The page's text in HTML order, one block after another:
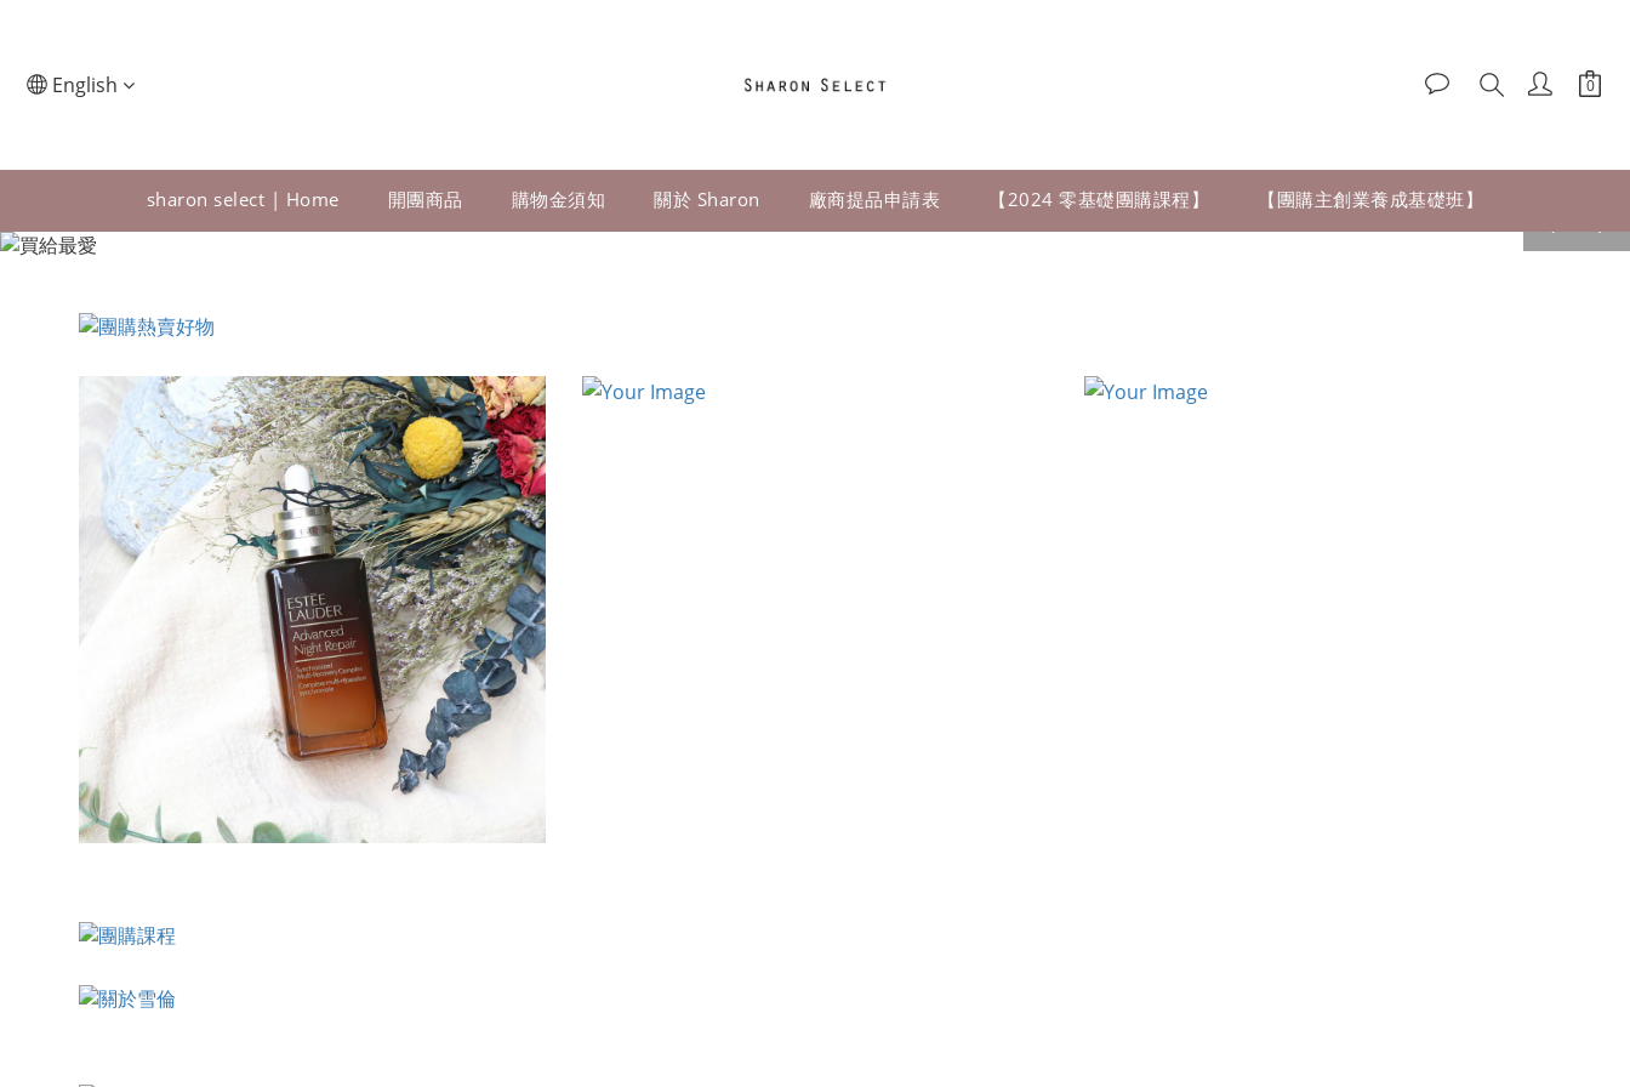
English
sharon select | Home 開團商品 購物金須知 關於 Sharon 廠商提品申請表 【2024 零基礎團購課程】 【團購主創業養成基礎班】